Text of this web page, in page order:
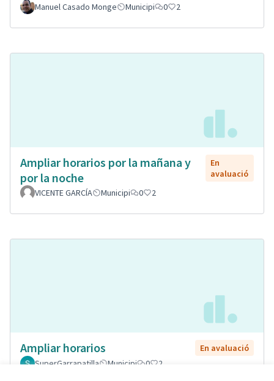
Manuel Casado Monge
Municipi 0 2
Ampliar horarios por la mañana y
por la noche
En
avaluació
VICENTE GARCÍA
Municipi 0 2
Ampliar horarios
En avaluació
SuperGarrapatilla
Municipi 0 2